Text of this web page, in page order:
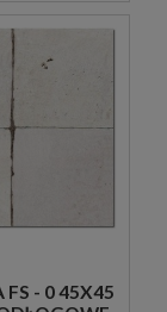
FS - 0 45X45